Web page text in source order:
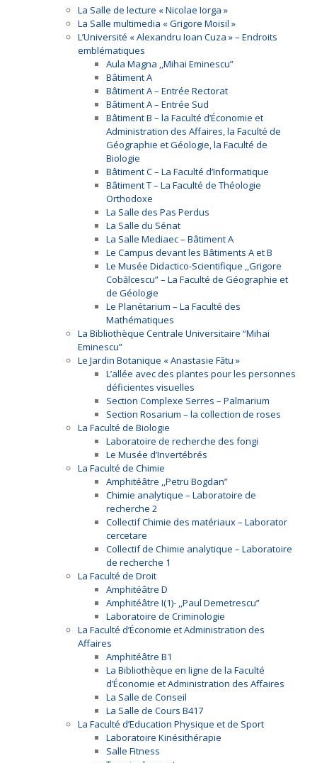
La Salle de lecture « Nicolae Iorga »
La Salle multimedia « Grigore Moisil »
L’Université « Alexandru Ioan Cuza » – Endroits
emblématiques
Aula Magna ,,Mihai Eminescu”
Bâtiment A
Bâtiment A – Entrée Rectorat
Bâtiment A – Entrée Sud
Bâtiment B – la Faculté d’Économie et
Administration des Affaires, la Faculté de
Géographie et Géologie, la Faculté de
Biologie
Bâtiment C – La Faculté d’Informatique
Bâtiment T – La Faculté de Théologie
Orthodoxe
La Salle des Pas Perdus
La Salle du Sénat
La Salle Mediaec – Bâtiment A
Le Campus devant les Bâtiments A et B
Le Musée Didactico-Scientifique ,,Grigore
Cobălcescu” – La Faculté de Géographie et
de Géologie
Le Planétarium – La Faculté des
Mathématiques
La Bibliothèque Centrale Universitaire “Mihai
Eminescu”
Le Jardin Botanique « Anastasie Fătu »
L’allée avec des plantes pour les personnes
déficientes visuelles
Section Complexe Serres – Palmarium
Section Rosarium – la collection de roses
La Faculté de Biologie
Laboratoire de recherche des fongi
Le Musée d’Invertébrés
La Faculté de Chimie
Amphitéâtre ,,Petru Bogdan”
Chimie analytique – Laboratoire de
recherche 2
Collectif Chimie des matériaux – Laborator
cercetare
Collectif de Chimie analytique – Laboratoire
de recherche 1
La Faculté de Droit
Amphitéâtre D
Amphitéâtre I(1)- ,,Paul Demetrescu”
Laboratoire de Criminologie
La Faculté d’Économie et Administration des
Affaires
Amphitéâtre B1
La Bibliothèque en ligne de la Faculté
d’Économie et Administration des Affaires
La Salle de Conseil
La Salle de Cours B417
La Faculté d’Education Physique et de Sport
Laboratoire Kinésithérapie
Salle Fitness